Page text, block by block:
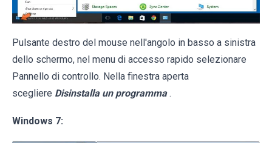
Pulsante destro del mouse nell'angolo in basso a sinistra
dello schermo, nel menu di accesso rapido selezionare
Pannello di controllo. Nella finestra aperta
scegliere Disinstalla un programma .
Windows 7: